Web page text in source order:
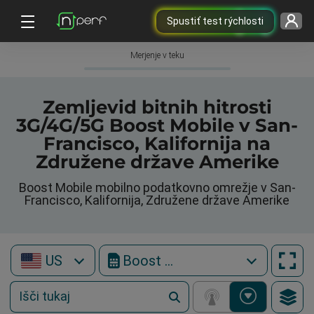
Spustiť test rýchlosti
Merjenje v teku
Zemljevid bitnih hitrosti
3G/4G/5G Boost Mobile v San-
Francisco, Kalifornija na
Združene države Amerike
Boost Mobile mobilno podatkovno omrežje v San-
Francisco, Kalifornija, Združene države Amerike
US Boost Mobile